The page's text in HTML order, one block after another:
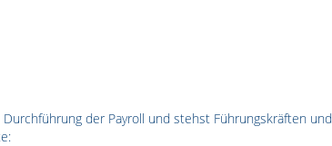
der Payroll und stehst Führungskräften und